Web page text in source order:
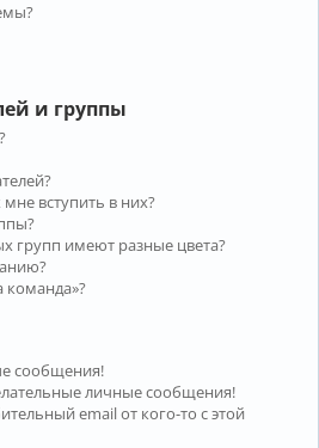
и группы
вступить в них?
групп имеют разные цвета?
команда»?
сообщения!
личные сообщения!
email от кого-то с этой